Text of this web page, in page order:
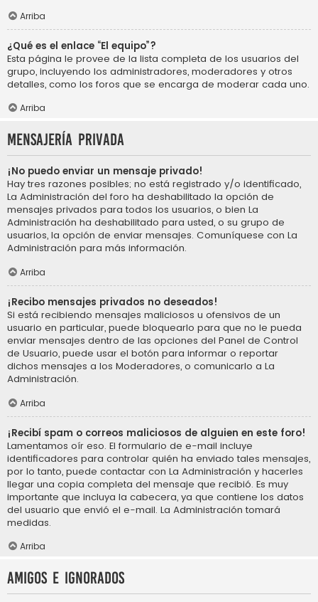
Arriba
¿Qué es el enlace “El equipo”?
Esta página le provee de la lista completa de los usuarios del
grupo, incluyendo los administradores, moderadores y otros
detalles, como los foros que se encarga de moderar cada uno.
Arriba
Mensajería privada
¡No puedo enviar un mensaje privado!
Hay tres razones posibles; no está registrado y/o identificado,
La Administración del foro ha deshabilitado la opción de
mensajes privados para todos los usuarios, o bien La
Administración ha deshabilitado para usted, o su grupo de
usuarios, la opción de enviar mensajes. Comuníquese con La
Administración para más información.
Arriba
¡Recibo mensajes privados no deseados!
Si está recibiendo mensajes maliciosos u ofensivos de un
usuario en particular, puede bloquearlo para que no le pueda
enviar mensajes dentro de las opciones del Panel de Control
de Usuario, puede usar el botón para informar o reportar
dichos mensajes a los Moderadores, o comunicarlo a La
Administración.
Arriba
¡Recibí spam o correos maliciosos de alguien en este foro!
Lamentamos oír eso. El formulario de e-mail incluye
identificadores para controlar quién ha enviado tales mensajes,
por lo tanto, puede contactar con La Administración y hacerles
llegar una copia completa del mensaje que recibió. Es muy
importante que incluya la cabecera, ya que contiene los datos
del usuario que envió el e-mail. La Administración tomará
medidas.
Arriba
Amigos e Ignorados